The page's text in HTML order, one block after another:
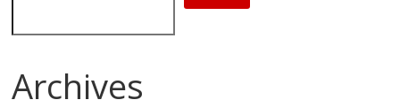
Archives